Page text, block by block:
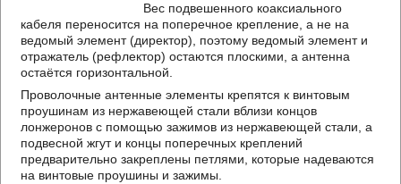
Вес подвешенного коаксиального
кабеля переносится на поперечное крепление, а не на
ведомый элемент (директор), поэтому ведомый элемент и
отражатель (рефлектор) остаются плоскими, а антенна
остаётся горизонтальной.
Проволочные антенные элементы крепятся к винтовым
проушинам из нержавеющей стали вблизи концов
лонжеронов с помощью зажимов из нержавеющей стали, а
подвесной жгут и концы поперечных креплений
предварительно закреплены петлями, которые надеваются
на винтовые проушины и зажимы.